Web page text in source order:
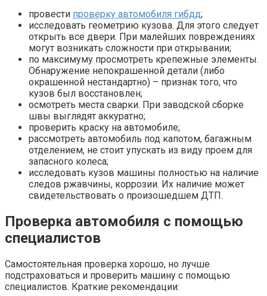
провести проверку автомобиля гибдд;
исследовать геометрию кузова. Для этого следует
открыть все двери. При малейших повреждениях
могут возникать сложности при открывании;
по максимуму просмотреть крепежные элементы.
Обнаружение непокрашенной детали (либо
окрашенной нестандартно) – признак того, что
кузов был восстановлен;
осмотреть места сварки. При заводской сборке
швы выглядят аккуратно;
проверить краску на автомобиле;
рассмотреть автомобиль под капотом, багажным
отделением, не стоит упускать из виду проем для
запасного колеса;
исследовать кузов машины полностью на наличие
следов ржавчины, коррозии. Их наличие может
свидетельствовать о произошедшем ДТП.
Проверка автомобиля с помощью
специалистов
Самостоятельная проверка хорошо, но лучше
подстраховаться и проверить машину с помощью
специалистов. Краткие рекомендации: